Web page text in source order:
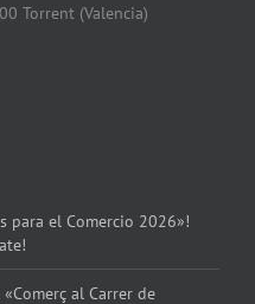
Torrent (Valencia)
para el Comercio 2026»!
al Carrer de